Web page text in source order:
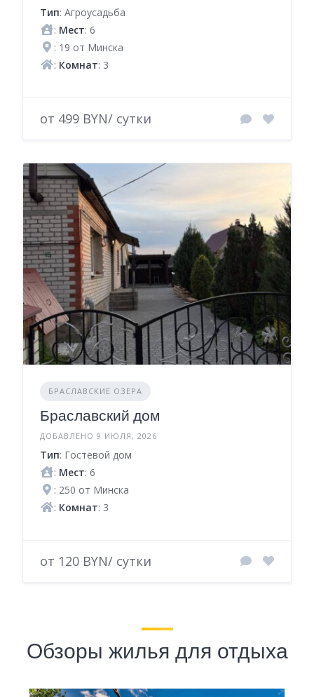
Тип: Агроусадьба
: Мест: 6
: 19 от Минска
: Комнат: 3
от 499 BYN/ сутки
БРАСЛАВСКИЕ ОЗЕРА
Браславский дом
ДОБАВЛЕНО 9 ИЮЛЯ, 2026
Тип: Гостевой дом
: Мест: 6
: 250 от Минска
: Комнат: 3
от 120 BYN/ сутки
Обзоры жилья для отдыха